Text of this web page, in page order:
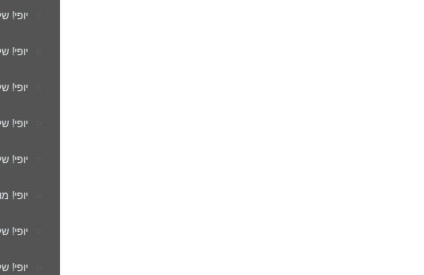
יופי!
יופי!
יופי!
יופי!
יופי!
יופי!
יופי!
יופי!